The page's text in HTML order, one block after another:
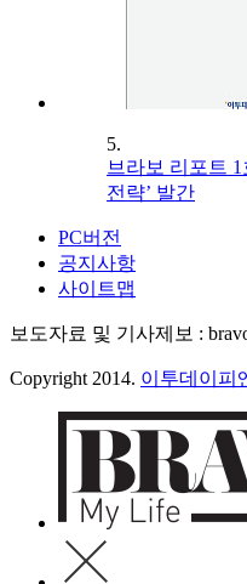
5.
브라보 리포트 1
전략’ 발간
PC버전
공지사항
사이트맵
보도자료 및 기사제보 :
Copyright 2014. 이투데이피